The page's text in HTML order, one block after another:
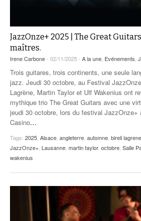
JazzOnze+ 2025 | The Great
maîtres.
Irene Carbone- 02/11/2025 - A la une, Evénements,
Trois guitares, trois continents, une seule
jazz. Jeudi 30 octobre, au Festival
Lagrène, Martin Taylor et Ulf Wakenius ont
mythique trio The Great Guitars avec une
jeudi 30 octobre, lors du festival JazzOnze+
Casino…
Tags: 2025, Alsace, angleterre, automne, bireli lagrene
JazzOnze+, Lausanne, martin taylor, octobre, Salle
wakenius